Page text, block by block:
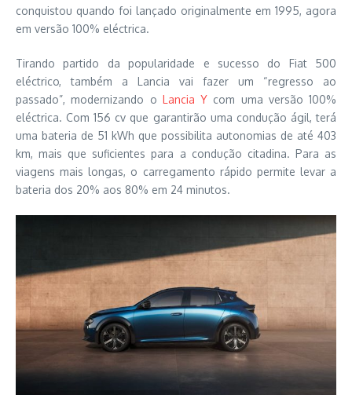
conquistou quando foi lançado originalmente em 1995, agora
em versão 100% eléctrica.
Tirando partido da popularidade e sucesso do Fiat 500
eléctrico, também a Lancia vai fazer um “regresso ao
passado”, modernizando o Lancia Y com uma versão 100%
eléctrica. Com 156 cv que garantirão uma condução ágil, terá
uma bateria de 51 kWh que possibilita autonomias de até 403
km, mais que suficientes para a condução citadina. Para as
viagens mais longas, o carregamento rápido permite levar a
bateria dos 20% aos 80% em 24 minutos.